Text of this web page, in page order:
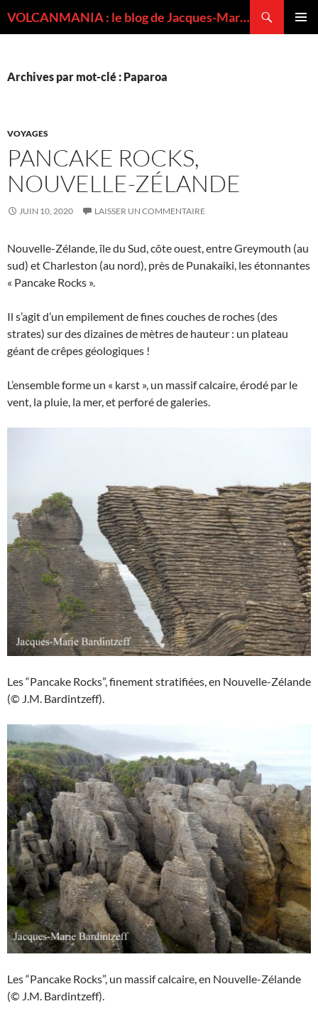
VOLCANMANIA : le blog de Jacques-Marie BARDINTZEFF, volcanologue
Archives par mot-clé : Paparoa
VOYAGES
PANCAKE ROCKS,
NOUVELLE-ZÉLANDE
JUIN 10, 2020 LAISSER UN COMMENTAIRE
Nouvelle-Zélande, île du Sud, côte ouest, entre Greymouth (au
sud) et Charleston (au nord), près de Punakaiki, les étonnantes
« Pancake Rocks ».
Il s’agit d’un empilement de fines couches de roches (des
strates) sur des dizaines de mètres de hauteur : un plateau
géant de crêpes géologiques !
L’ensemble forme un « karst », un massif calcaire, érodé par le
vent, la pluie, la mer, et perforé de galeries.
Les “Pancake Rocks”, finement stratifiées, en Nouvelle-Zélande
(© J.M. Bardintzeff).
Les “Pancake Rocks”, un massif calcaire, en Nouvelle-Zélande
(© J.M. Bardintzeff).